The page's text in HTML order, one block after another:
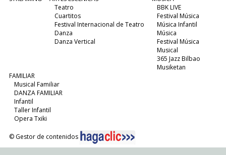
Teatro
Cuartitos
Festival Internacional de Teatro
Danza
Danza Vertical
BBK LIVE
Festival Música
Música Infantil
Música
Festival Música
Musical
365 Jazz Bilbao
Musiketan
FAMILIAR
Musical Familiar
DANZA FAMILIAR
Infantil
Taller Infantil
Opera Txiki
© Gestor de contenidos